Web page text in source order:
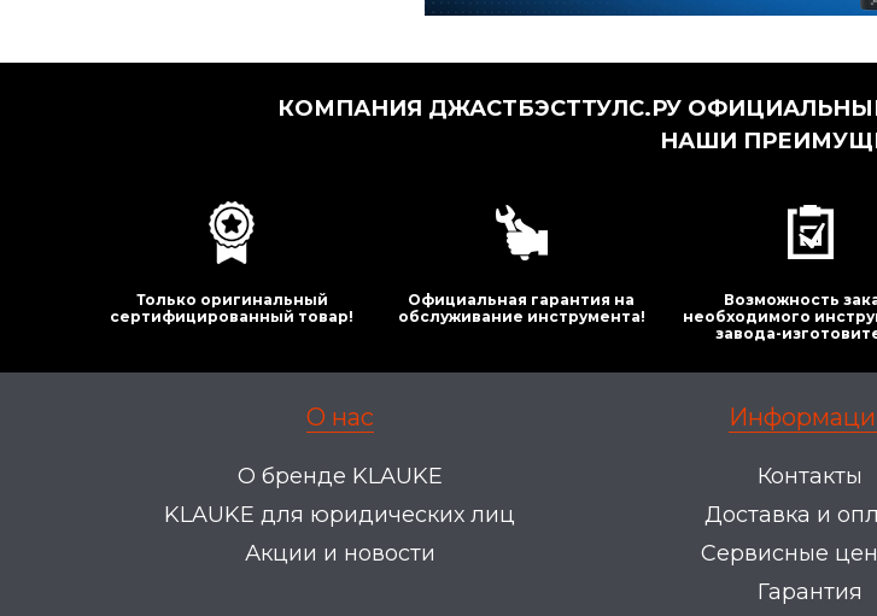
КОМПАНИЯ ДЖАСТБЭСТТУЛС.РУ
НАШИ
Только оригинальный
сертифицированный товар!
Официальная гарантия на
обслуживание инструмента!
Возможность
необходимого
завода-
О нас
О бренде KLAUKE
KLAUKE для юридических лиц
Акции и новости
Контакты
Доставка и
Сервисные
Гарантия